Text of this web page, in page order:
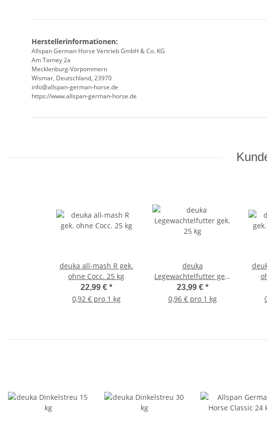
Herstellerinformationen:
Allspan German Horse Vertrieb GmbH & Co. KG
Am Torney 2a
Mecklenburg-Vorpommern
Wismar, Deutschland, 23970
info@allspan-german-horse.de
https://www.allspan-german-horse.de
deuka all-mash R gek.
ohne Cocc. 25 kg
22,99 € *
0,92 € pro 1 kg
deuka
Legewachtelfutter gek.
25 kg
23,99 € *
0,96 € pro 1 kg